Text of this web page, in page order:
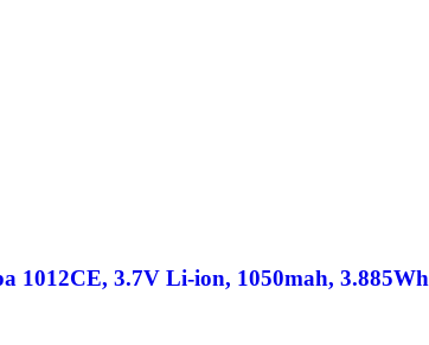
1012CE, 3.7V Li-ion, 1050mah, 3.885Wh